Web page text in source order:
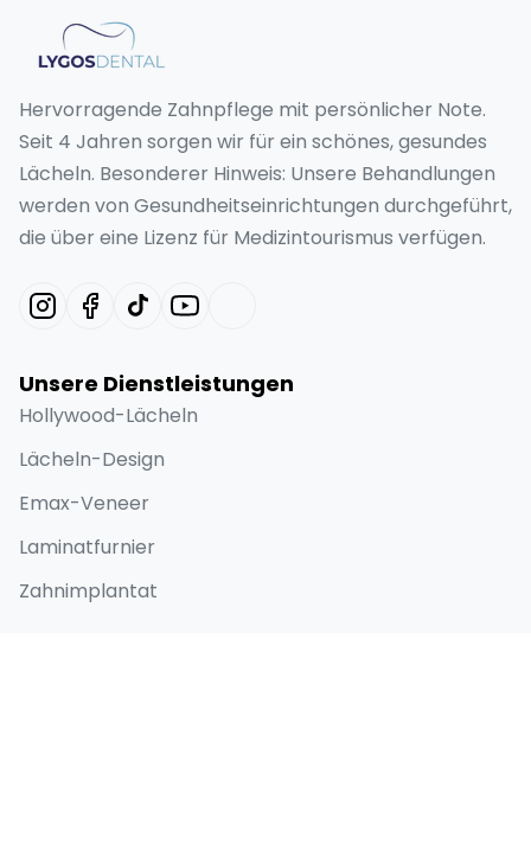
Hervorragende Zahnpflege mit persönlicher Note.
Seit 4 Jahren sorgen wir für ein schönes, gesundes
Lächeln. Besonderer Hinweis: Unsere Behandlungen
werden von Gesundheitseinrichtungen durchgeführt,
die über eine Lizenz für Medizintourismus verfügen.
Unsere Dienstleistungen
Hollywood-Lächeln
Lächeln-Design
Emax-Veneer
Laminatfurnier
Zahnimplantat